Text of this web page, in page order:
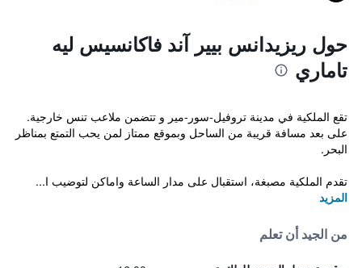
حول ريزيدانس بيير آند فاكانسيس ليه
تاماري
تقع الملكية في مدينة تروفيل-سور-مير و تتضمن ملاعب تنس خارجية.
على بعد مسافة قريبة من الساحل وبموقع ممتاز لمن يحب التمتع بمناظر
البحر.
تقدم الملكية مصبغة، استقبال على مدار الساعة واماكن لتوضيب ا...
المزيد
من الجيد أن تعلم